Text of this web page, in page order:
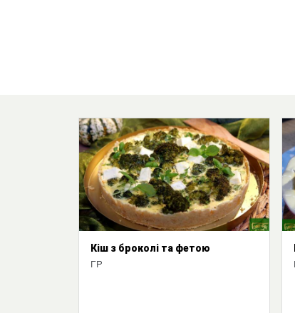
Кіш з броколі та фетою
ГР